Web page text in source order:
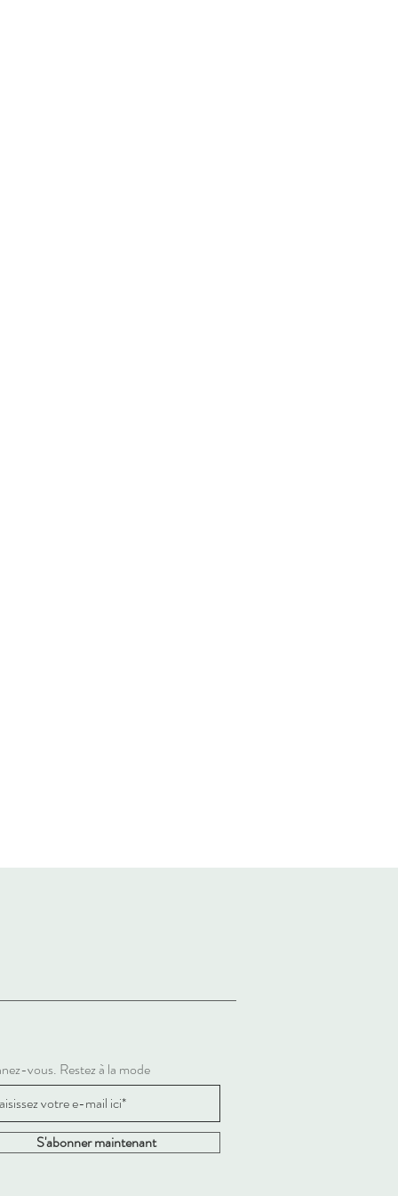
vous. Restez à la mode
S'abonner maintenant